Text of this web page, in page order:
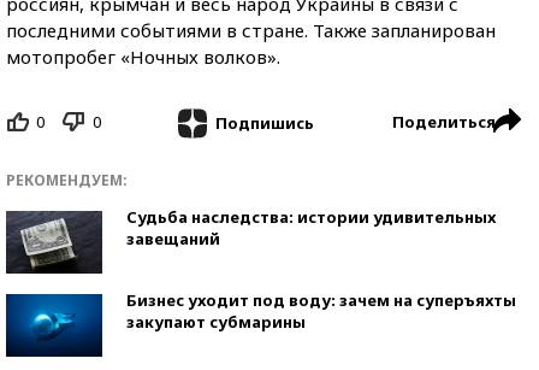
последними событиями в стране. Также запланирован
мотопробег «Ночных волков».
0 0 Подпишись Поделиться
РЕКОМЕНДУЕМ:
Судьба наследства: истории удивительных
завещаний
Бизнес уходит под воду: зачем на суперъяхты
закупают субмарины